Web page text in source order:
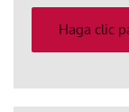
electrónico
Haga clic